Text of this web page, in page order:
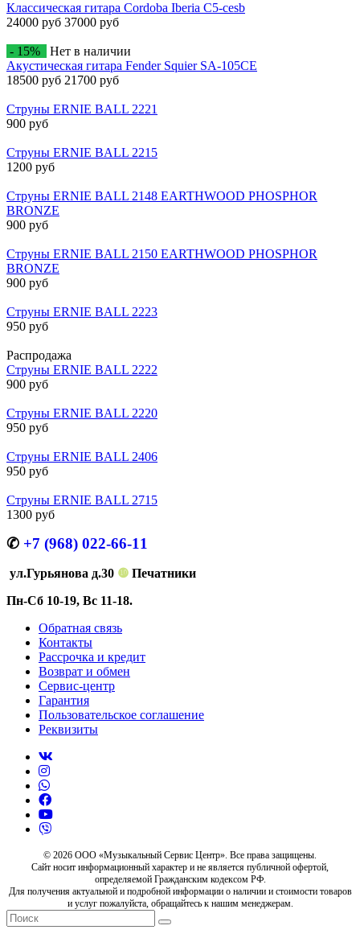
Классическая гитара Cordoba Iberia C5-cesb
24000 руб 37000 руб
- 15%
Нет в наличии
Акустическая гитара Fender Squier SA-105CE
18500 руб 21700 руб
Струны ERNIE BALL 2221
900 руб
Струны ERNIE BALL 2215
1200 руб
Струны ERNIE BALL 2148 EARTHWOOD PHOSPHOR
BRONZE
900 руб
Струны ERNIE BALL 2150 EARTHWOOD PHOSPHOR
BRONZE
900 руб
Струны ERNIE BALL 2223
950 руб
Распродажа
Струны ERNIE BALL 2222
900 руб
Струны ERNIE BALL 2220
950 руб
Струны ERNIE BALL 2406
950 руб
Струны ERNIE BALL 2715
1300 руб
✆ +7 (968) 022-66-11
ул.Гурьянова д.30 ❿ Печатники
Пн-Сб 10-19, Вс 11-18.
Обратная связь
Контакты
Рассрочка и кредит
Возврат и обмен
Сервис-центр
Гарантия
Пользовательское соглашение
Реквизиты
© 2026 ООО «Музыкальный Сервис Центр». Все права защищены.
Сайт носит информационный характер и не является публичной офертой,
определяемой Гражданским кодексом РФ.
Для получения актуальной и подробной информации о наличии и стоимости товаров
и услуг пожалуйста, обращайтесь к нашим менеджерам.